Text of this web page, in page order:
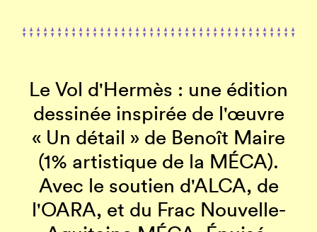
Le Vol d'Hermès : une édition
dessinée inspirée de l'œuvre
« Un détail » de Benoît Maire
(1% artistique de la MÉCA).
Avec le soutien d'ALCA, de
l'OARA, et du Frac Nouvelle-